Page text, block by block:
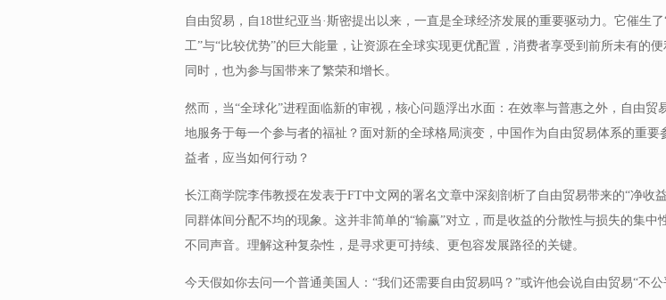
自由贸易，自18世纪亚当·斯密提出以来，一直是全球经济发展的重要驱动力。它催生了
工”与“比较优势”的巨大能量，让资源在全球实现更优配置，消费者享受到前所未有的
同时，也为参与国带来了繁荣和增长。
然而，当“全球化”进程面临新的审视，核心问题浮出水面：在效率与普惠之外，自由贸
地服务于每一个参与者的福祉？面对新的全球格局演变，中国作为自由贸易体系的重要
益者，应当如何行动？
长江商学院李伟教授在发表于FT中文网的署名文章中深刻剖析了自由贸易带来的“净收
同群体间分配不均的现象。这并非简单的“输赢”对立，而是收益的分散性与损失的集中
不同声音。理解这种复杂性，是寻求更可持续、更包容发展路径的关键。
今天假如你去问一个普通美国人：“我们还需要自由贸易吗？”或许他会说自由贸易“不公